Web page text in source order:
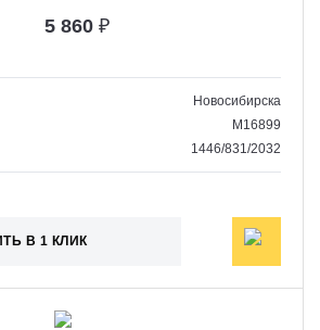
5 860 ₽
Новосибирска
M16899
1446/831/2032
В 1 КЛИК